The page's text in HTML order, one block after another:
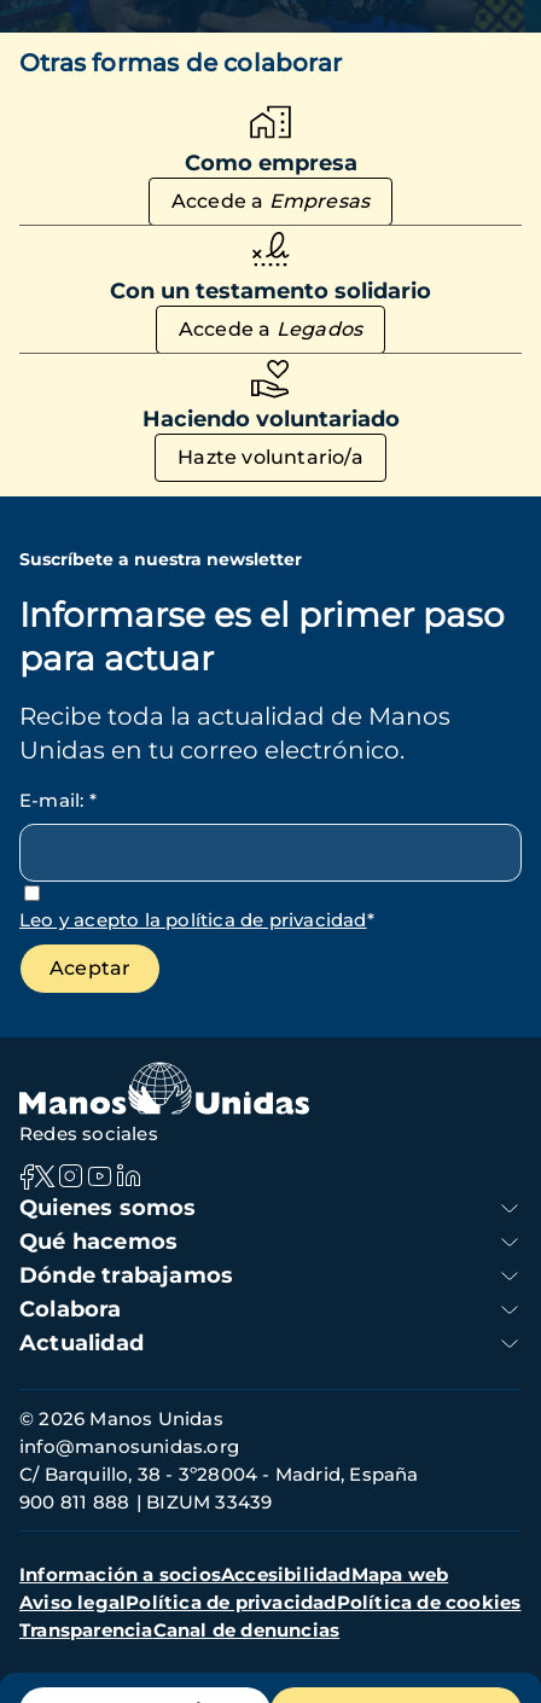
Otras formas de colaborar
Como empresa
Accede a Empresas
Con un testamento solidario
Accede a Legados
Haciendo voluntariado
Hazte voluntario/a
Suscríbete a nuestra newsletter
Informarse es el primer paso
para actuar
Recibe toda la actualidad de Manos
Unidas en tu correo electrónico.
E-mail: *
Leo y acepto la política de privacidad*
Navegación
principal
Quienes somos
Qué hacemos
Dónde trabajamos
Colabora
Actualidad
Redes sociales
Información
de
contacto
© 2026 Manos Unidas
C/ Barquillo, 38 - 3º28004 - Madrid, España
900 811 888
BIZUM 33439
info@manosunidas.org
Menú
secundario
Información a sociosAccesibilidadMapa web
Aviso legalPolítica de privacidadPolítica de cookies
TransparenciaCanal de denuncias